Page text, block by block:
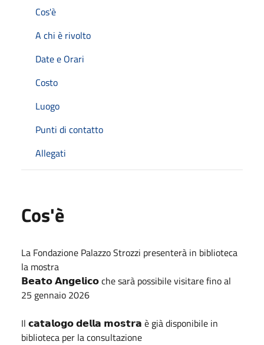
Cos'è
A chi è rivolto
Date e Orari
Costo
Luogo
Punti di contatto
Allegati
Cos'è
La Fondazione Palazzo Strozzi presenterà in biblioteca
la mostra
𝗕𝗲𝗮𝘁𝗼 𝗔𝗻𝗴𝗲𝗹𝗶𝗰𝗼 che sarà possibile visitare fino al
25 gennaio 2026
Il 𝗰𝗮𝘁𝗮𝗹𝗼𝗴𝗼 𝗱𝗲𝗹𝗹𝗮 𝗺𝗼𝘀𝘁𝗿𝗮 è già disponibile in
biblioteca per la consultazione